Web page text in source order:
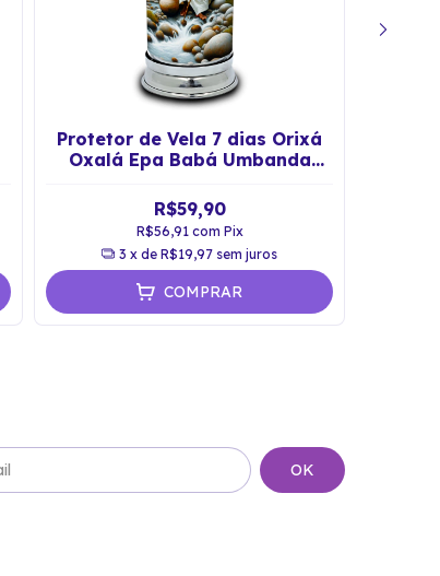
Protetor de Vela 7 dias Orixá
Oxalá Epa Babá Umbanda
R$59,90
R$56,91 com Pix
3 x de R$19,97 sem juros
COMPRAR